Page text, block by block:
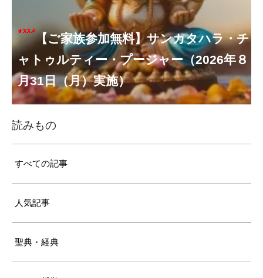
【ご家族参加無料】ナーガ・パンチャ
ミー・プージャー（2026年８月17日
（月）実施）
【ご家族参加無料】ヴァラ・ラクシュ
ミー・ヴラタ・プージャー（2026年８月
28日（金）実施）
【ご家族参加無料】サンカタハラ・チ
ャトゥルティー・プージャー（2026年８
月31日（月）実施）
【ご家族参加無料】クリシュナ・ジャヤ
ンティー・プージャー（2026年９月４日
（金）実施）
【ご家族参加無料】ガネーシャ・チャ
トゥルティー・プージャー（2026年９月
14日（月）実施）
【ご家族参加無料】マハーラクシュミ
ー・ヴラタ・プージャー（2026年９月19
日（土）実施）
【ご家族参加無料】マハーラヤー・ア
マーヴァシャー・プージャー（2026年10
月10日（土）実施）
第220回グループ・ホーマ（ナーガ・
パンチャミー、2026年８月17日（月）実
施）
第221回グループ・ホーマ（ガーヤト
リー・ジャヤンティー、2026年８月28日
（金）実施）
アンナダーナ・プロジェクト（食事の奉
仕）
ポストコロナ福祉活動支援募金
読みもの
すべての記事
人気記事
聖典・経典